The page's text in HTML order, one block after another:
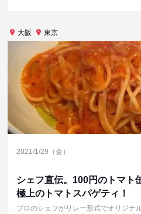
大阪 東京
2021/1/29（金）
シェフ直伝。100円のトマト
極上のトマトスパゲティ！
プロのシェフがリレー形式でオリジナ